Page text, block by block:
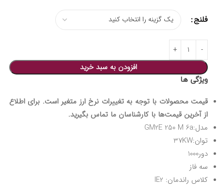
فلنج
افزودن به سبد خرید
ویژگی ها
قیمت محصولات با توجه به تغییرات نرخ ارز متغیر است. برای اطلاع
از آخرین قیمت‌ها با کارشناسان ما تماس بگیرید.
مدل:GM2E 250 M 6a
توان:37KW
دور1000
سه فاز
کلاس راندمان: IE2